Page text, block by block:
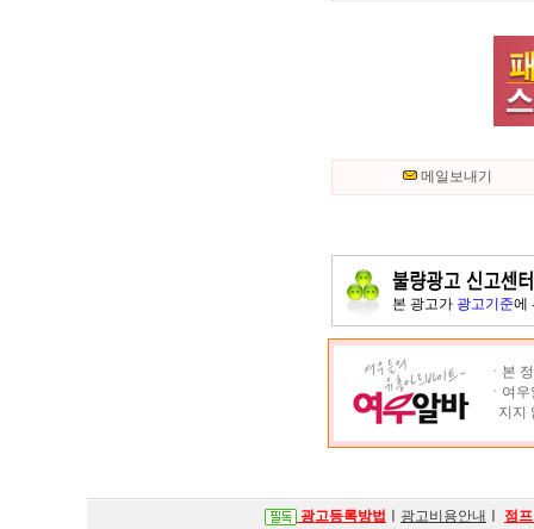
메일보내기
본 광고가 광고기준에
ㆍ본
ㆍ여
지지
광고등록방법 광고비용안내 점